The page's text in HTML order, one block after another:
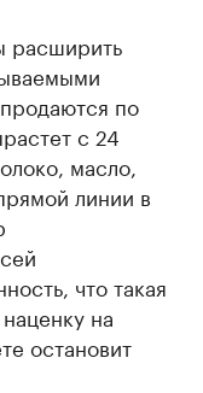
расширить
по
с 24
масло,
линии в
что такая
на
остановит